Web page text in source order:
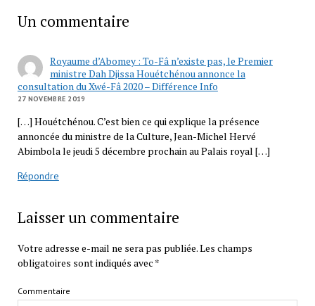
Un commentaire
Royaume d’Abomey : To-Fâ n’existe pas, le Premier
ministre Dah Djissa Houétchénou annonce la
consultation du Xwé-Fâ 2020 – Différence Info
27 NOVEMBRE 2019
[…] Houétchénou. C’est bien ce qui explique la présence
annoncée du ministre de la Culture, Jean-Michel Hervé
Abimbola le jeudi 5 décembre prochain au Palais royal […]
Répondre
Laisser un commentaire
Votre adresse e-mail ne sera pas publiée.Les champs
obligatoires sont indiqués avec *
Commentaire